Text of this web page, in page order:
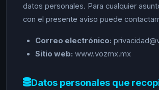
datos personales. Para cualquier
con el presente aviso puede
Correo electrónico:
Sitio web: www.vozmx.mx
Datos personales que